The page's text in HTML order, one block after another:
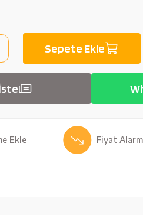
Sepete Ekle
Fiyat